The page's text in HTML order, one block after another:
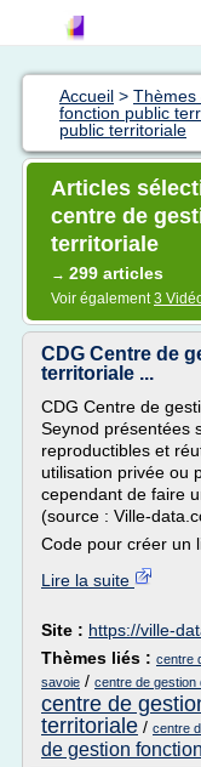
Accueil > Thèmes
fonction public
public territoriale
Articles
centre de
territoriale
→ 299 articles
Voir également3
CDG Centre de
territoriale ...
CDG Centre de
Seynod présentées
reproductibles et
utilisation privée ou
cependant de faire
(source : Ville-
Code pour créer un
Lire la suite
Site : https://ville-
Thèmes liés : centre
savoie / centre de gestion
centre de
territoriale / centre
de gestion